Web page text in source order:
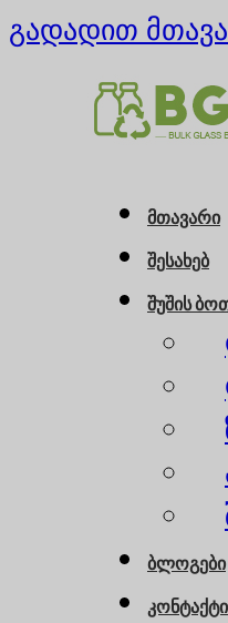
გადადით
მთავარი
შესახებ
შუშის
ბლოგები
კონტაქტი